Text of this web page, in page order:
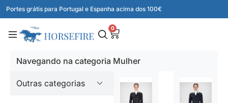
Portes grátis para Portugal e Espanha acima dos 100€
0
Navegando na categoria Mulher
Outras categorias